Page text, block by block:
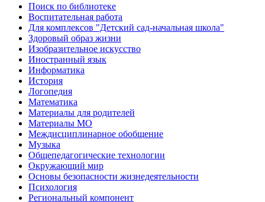
Поиск по библиотеке
Воспитательная работа
Для комплексов "Детский сад-начальная школа"
Здоровый образ жизни
Изобразительное искусство
Иностранный язык
Информатика
История
Логопедия
Математика
Материалы для родителей
Материалы МО
Междисциплинарное обобщение
Музыка
Общепедагогические технологии
Окружающий мир
Основы безопасности жизнедеятельности
Психология
Региональный компонент